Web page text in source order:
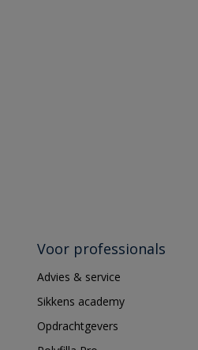
Voor professionals
Advies & service
Sikkens academy
Opdrachtgevers